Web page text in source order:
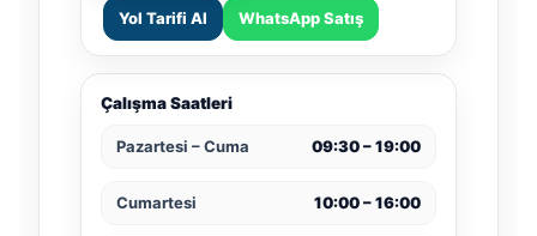
Yol Tarifi Al WhatsApp Satış
Çalışma Saatleri
Pazartesi – Cuma 09:30 – 19:00
Cumartesi 10:00 – 16:00